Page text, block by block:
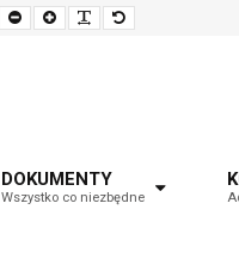
Set
smaller
Set
larger
Make
font
Set
default
DOKUMENTY
Wszystko co niezbędne